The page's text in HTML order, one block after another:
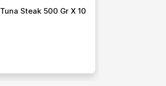
Tuna Steak 500 Gr X 10